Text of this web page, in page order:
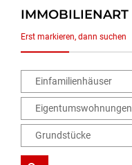
IMMOBILIENART
Erst markieren, dann suchen
Einfamilienhäuser
Eigentumswohnungen
Grundstücke